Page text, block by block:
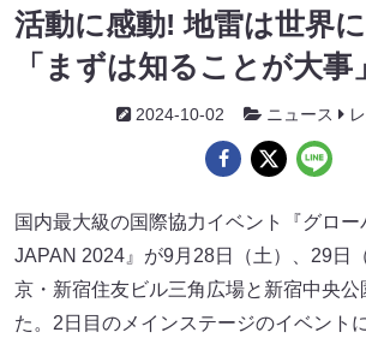
活動に感動! 地雷は世界
「まずは知ることが大事」
2024-10-02 ニュース
国内最大級の国際協力イベント『グロー
JAPAN 2024』が9月28日（土）、29日
京・新宿住友ビル三角広場と新宿中央公
た。2日目のメインステージのイベント